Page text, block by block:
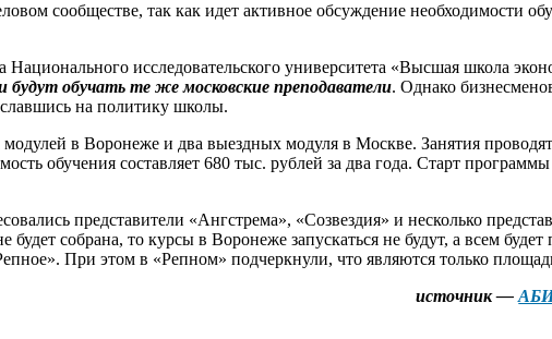
сообществе, так как идет активное обсуждение необходимости
исследовательского университета «Высшая школа
будут обучать те же московские преподаватели. Однако
на политику школы.
в Воронеже и два выездных модуля в Москве. Занятия
обучения составляет 680 тыс. рублей за два года. Старт программы
представители «Ангстрема», «Созвездия» и несколько
будет собрана, то курсы в Воронеже запускаться не будут, а всем
При этом в «Репном» подчеркнули, что являются только
источник —АБИ